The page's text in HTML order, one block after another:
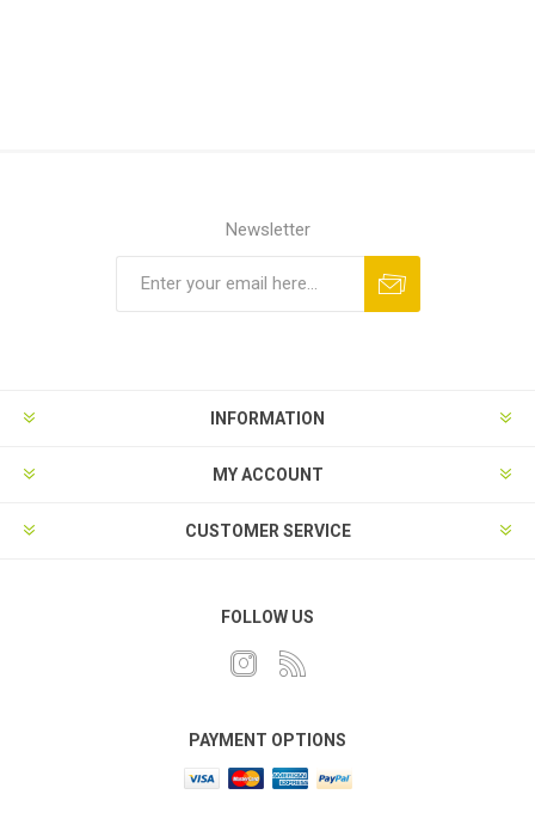
Newsletter
INFORMATION
MY ACCOUNT
CUSTOMER SERVICE
FOLLOW US
PAYMENT OPTIONS